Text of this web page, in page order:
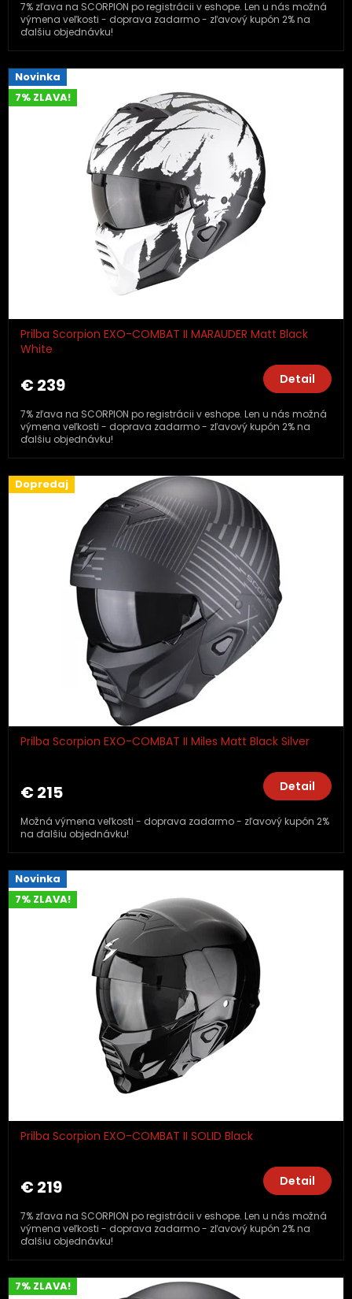
7% zľava na SCORPION po registrácii v eshope. Len u nás možná
výmena veľkosti - doprava zadarmo - zľavový kupón 2% na
ďalšiu objednávku!
Novinka
7% ZLAVA!
Prilba Scorpion EXO-COMBAT II MARAUDER Matt Black
White
€ 239 Detail
7% zľava na SCORPION po registrácii v eshope. Len u nás možná
výmena veľkosti - doprava zadarmo - zľavový kupón 2% na
ďalšiu objednávku!
Dopredaj
Prilba Scorpion EXO-COMBAT II Miles Matt Black Silver
€ 215 Detail
Možná výmena veľkosti - doprava zadarmo - zľavový kupón 2%
na ďalšiu objednávku!
Novinka
7% ZLAVA!
Prilba Scorpion EXO-COMBAT II SOLID Black
€ 219 Detail
7% zľava na SCORPION po registrácii v eshope. Len u nás možná
výmena veľkosti - doprava zadarmo - zľavový kupón 2% na
ďalšiu objednávku!
7% ZLAVA!